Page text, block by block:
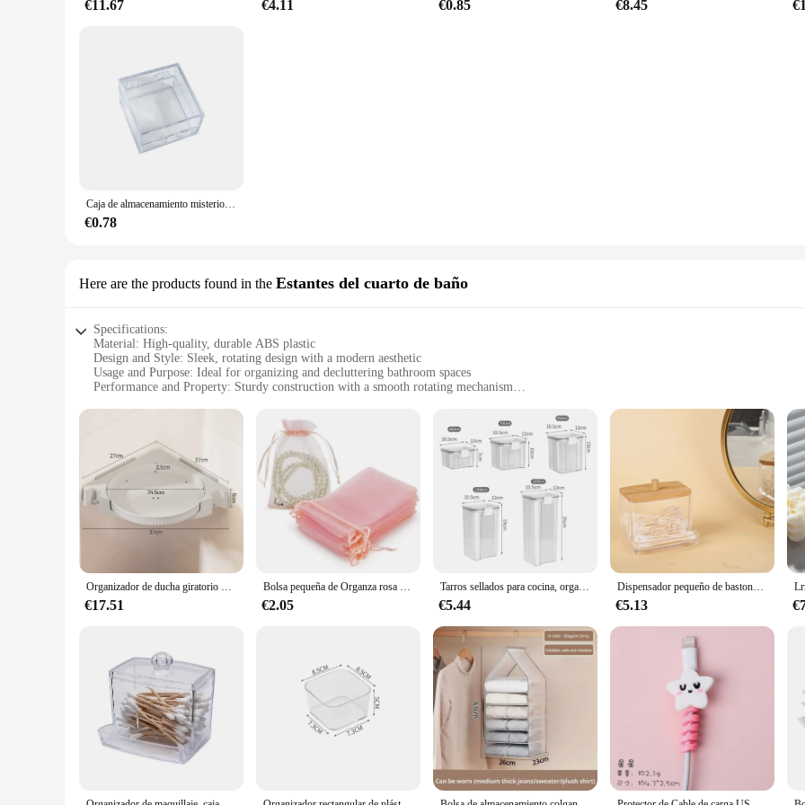
€11.67 €4.11 €0.85 €8.45
Caja de almacenamiento misteriosa transparente, organizador, bolsa de almacenamiento, llavero, BILLETERA, bolsa de muñeca, organizador grueso
€0.78
Here are the products found in the Estantes del cuarto de baño
Specifications:
Material: High-quality, durable ABS plastic
Design and Style: Sleek, rotating design with a modern aesthetic
Usage and Purpose: Ideal for organizing and decluttering bathroom spaces
Performance and Property: Sturdy construction with a smooth rotating mechanism
Applicable People: Suitable for anyone looking to optimize their bathroom organization
|Wholesale|Vendors|
**Effortless Organization**
The organizador baño rotatorio is a game-changer in bathroom organization. Its rotating feature allows for easy access to items stored in
within reach. The sleek design of this bathroom organizer seamlessly integrates with any bathroom decor, making it a stylish addition to
capacity, providing ample room for all your essentials without taking up too much space.
Whether you're a homeowner looking to declutter or a vendor looking to offer a practical solution to your customers, the organizador
functional but also visually appealing, making it an attractive option for those looking to upgrade their bathroom's functionality. The
shelves, making it a convenient choice for anyone looking to simplify their daily routine.
Crafted from high-quality ABS plastic, this bathroom organizer is built to last. Its robust construction ensures that it can withstand the
environments. The smooth rotating mechanism is designed to provide effortless operation, ensuring that the organizer remains a reliable
homeowner looking for a durable solution or a vendor looking to offer a reliable product to your customers, the organizador baño
Organizador de ducha giratorio de 360 °, estante giratorio para baño, organizador de almacenamiento de cocina, accesorios de baño
€17.51
Bolsa pequeña de Organza rosa con cordón para joyería, embalaje para envolver pendientes, organizador de negocios de boda, 50 unidades
€2.05
Tarros sellados para cocina, organizador de almacenamiento de granos, tanque grande de plástico a prueba de humedad, juego de tarros de condimentos para el hogar
€5.44
Dispensador pequeño de bastoncillos de algodón, soporte de plástico para palillos de oreja, contenedor de almacenamiento de palillos de dientes cuadrados, encimera decorativa para Baño
€5.13